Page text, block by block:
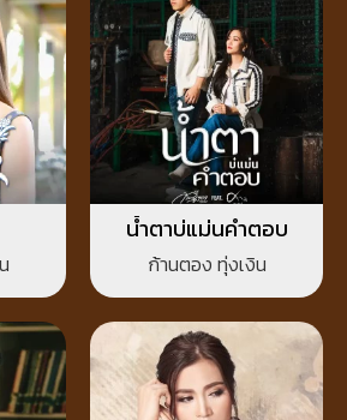
น้ำตาบ่แม่นคำตอบ
ก้านตอง ทุ่งเงิน